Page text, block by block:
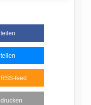
teilen
teilen
RSS-feed
drucken